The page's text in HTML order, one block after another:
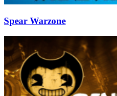
Spear Warzone